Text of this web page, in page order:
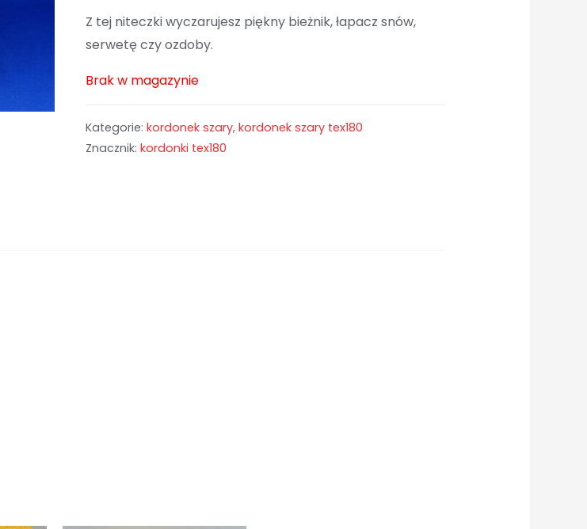
Z tej niteczki wyczarujesz piękny bieżnik, łapacz snów,
serwetę czy ozdoby.
Brak w magazynie
Kategorie:kordonek szary,kordonek szary tex180
Znacznik:kordonki tex180